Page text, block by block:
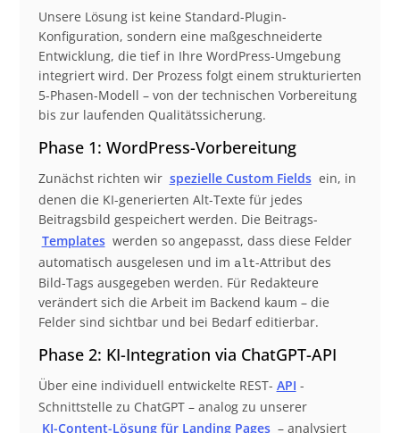
Unsere Lösung ist keine Standard-Plugin-
Konfiguration, sondern eine maßgeschneiderte
Entwicklung, die tief in Ihre WordPress-Umgebung
integriert wird. Der Prozess folgt einem strukturierten
5-Phasen-Modell – von der technischen Vorbereitung
bis zur laufenden Qualitätssicherung.
Phase 1: WordPress-Vorbereitung
Zunächst richten wir spezielle Custom Fields ein, in
denen die KI-generierten Alt-Texte für jedes
Beitragsbild gespeichert werden. Die Beitrags-
Templates werden so angepasst, dass diese Felder
automatisch ausgelesen und im alt-Attribut des
Bild-Tags ausgegeben werden. Für Redakteure
verändert sich die Arbeit im Backend kaum – die
Felder sind sichtbar und bei Bedarf editierbar.
Phase 2: KI-Integration via ChatGPT-API
Über eine individuell entwickelte REST- API -
Schnittstelle zu ChatGPT – analog zu unserer
KI-Content-Lösung für Landing Pages – analysiert